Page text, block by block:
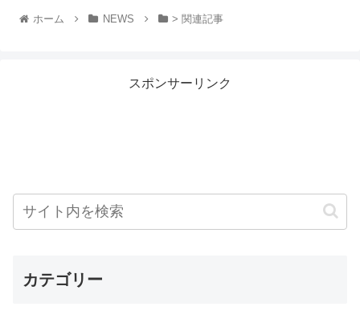
ホーム NEWS > 関連記事
スポンサーリンク
カテゴリー